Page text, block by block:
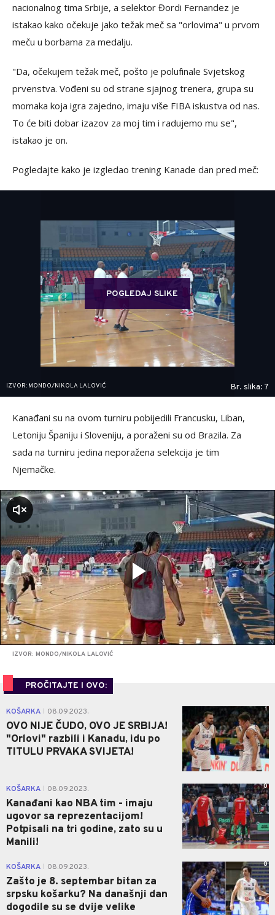
nacionalnog tima Srbije, a selektor Đordi Fernandez je
istakao kako očekuje jako težak meč sa "orlovima" u prvom
meču u borbama za medalju.
"Da, očekujem težak meč, pošto je polufinale Svjetskog
prvenstva. Vođeni su od strane sjajnog trenera, grupa su
momaka koja igra zajedno, imaju više FIBA iskustva od nas.
To će biti dobar izazov za moj tim i radujemo mu se",
istakao je on.
Pogledajte kako je izgledao trening Kanade dan pred meč:
POGLEDAJ SLIKE
IZVOR: MONDO/NIKOLA LALOVIĆ Br. slika: 7
Kanađani su na ovom turniru pobijedili Francusku, Liban,
Letoniju Španiju i Sloveniju, a poraženi su od Brazila. Za
sada na turniru jedina neporažena selekcija je tim
Njemačke.
IZVOR: MONDO/NIKOLA LALOVIĆ
PROČITAJTE I OVO:
KOŠARKA 08.09.2023.
OVO NIJE ČUDO, OVO JE SRBIJA!
"Orlovi" razbili i Kanadu, idu po
TITULU PRVAKA SVIJETA!
1
KOŠARKA 08.09.2023.
Kanađani kao NBA tim - imaju
ugovor sa reprezentacijom!
Potpisali na tri godine, zato su u
Manili!
0
KOŠARKA 08.09.2023.
Zašto je 8. septembar bitan za
srpsku košarku? Na današnji dan
dogodile su se dvije velike
0